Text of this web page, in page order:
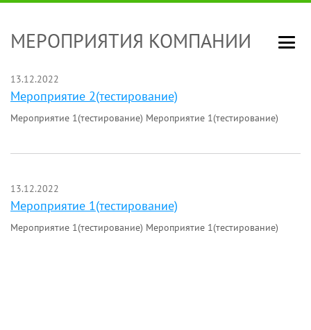
МЕРОПРИЯТИЯ КОМПАНИИ
13.12.2022
Мероприятие 2(тестирование)
Мероприятие 1(тестирование) Мероприятие 1(тестирование)
13.12.2022
Мероприятие 1(тестирование)
Мероприятие 1(тестирование) Мероприятие 1(тестирование)